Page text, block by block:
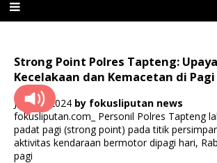
Strong Point Polres Tapteng:
Kecelakaan dan Kemacetan di
Juni 19, 2024 by fokusliputan news
fokusliputan.com_ Personil Polres Tapteng
padat pagi (strong point) pada titik
aktivitas kendaraan bermotor dipagi hari,
pagi